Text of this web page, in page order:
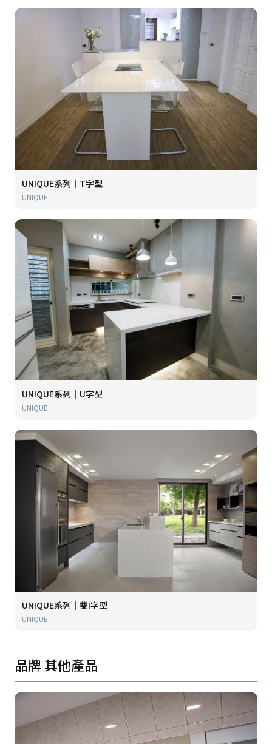
UNIQUE系列｜T字型
UNIQUE
UNIQUE系列｜U字型
UNIQUE
UNIQUE系列｜雙I字型
UNIQUE
品牌其他產品